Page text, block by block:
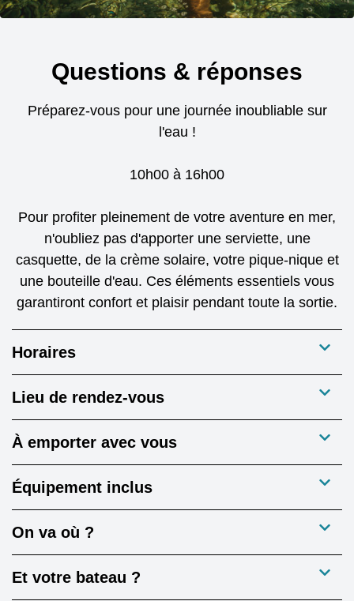
Questions & réponses
Préparez-vous pour une journée inoubliable sur
l'eau !
10h00 à 16h00
Pour profiter pleinement de votre aventure en mer,
n'oubliez pas d'apporter une serviette, une
casquette, de la crème solaire, votre pique-nique et
une bouteille d'eau. Ces éléments essentiels vous
garantiront confort et plaisir pendant toute la sortie.
Horaires
Lieu de rendez-vous
À emporter avec vous
Équipement inclus
On va où ?
Et votre bateau ?